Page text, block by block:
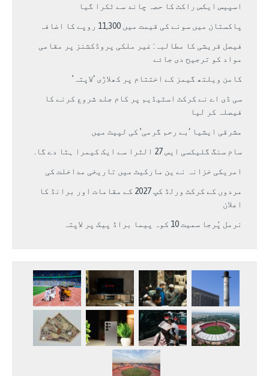
اسپیس ایکس راکٹ کا حصہ چاند سے ٹکرا گیا
پاکستان میں سونے کی قیمت میں 11,300 روپے کا اضافہ
فیصل قریشی کا مطالبہ: غیر ملکی پروڈکشنز پر مقامی
مواد کو ترجیح دی جائے
کامن ویلتھ گیمز کے اختتام پر کھلاڑی ‘لاپتہ’
سی ڈی اے نے کرکٹ اسٹیڈیم پر کام جلد شروع کرنے کا
فیصلہ کر لیا
مشرقی ایشیا ‘بے رحم گرمی’ کی لپیٹ میں
سام سنگ گلیکسی ایس 27 الٹرا سے ایک کیمرا ہٹا دے گا.
امریکی خزانہ نے ین مارکیٹ میں تاریخی مداخلت کی
مردوں کے کرکٹ ورلڈ کپ 2027 کے مقامات اور برانڈ کا
اعلان
نرمل پُرجا سمیت 10 کوہ پیما براڈ پیک پر لاپتہ